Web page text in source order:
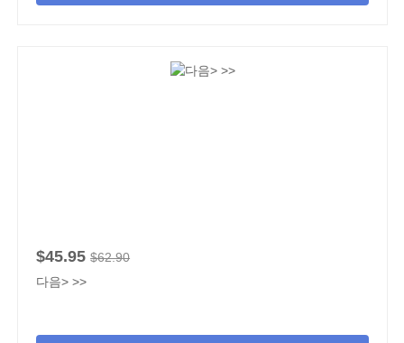
$45.95 $62.90
다음> >>